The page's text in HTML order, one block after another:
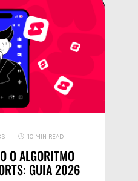
10 MIN READ
O ALGORITMO
GUIA 2026